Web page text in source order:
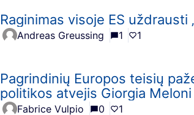
Raginimas visoje ES uždrausti
Andreas Greussing 1 1
Pagrindinių Europos teisių
politikos atvejis Giorgia Meloni
Fabrice Vulpio 0 1